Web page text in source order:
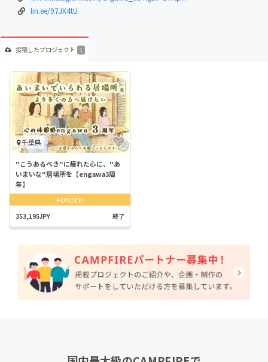
lin.ee/97JX4tU
投稿したプロジェクト 1
千葉県
"こうあるべき"に疲れた心に、"あ
いまいな"居場所を【engawa3周
年】
FUNDED
353,195JPY 終了